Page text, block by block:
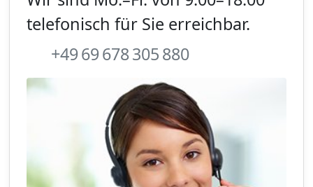
telefonisch für Sie erreichbar.
+49 69 678 305 880